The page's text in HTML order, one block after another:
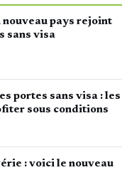
pays rejoint
sans visa
portes sans visa : les
sous conditions
: voici le nouveau